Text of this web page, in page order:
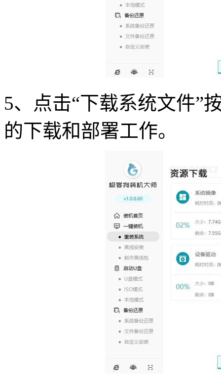
5、点击“下载系统文件”
的下载和部署工作。